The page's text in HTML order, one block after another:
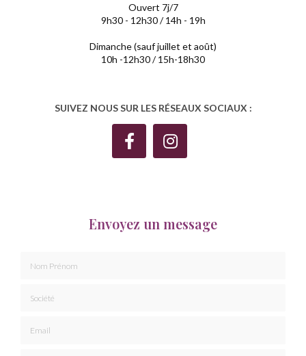
Ouvert 7j/7
9h30 - 12h30 / 14h - 19h
Dimanche (sauf juillet et août)
10h -12h30 / 15h-18h30
SUIVEZ NOUS SUR LES RÉSEAUX SOCIAUX :
Envoyez un message